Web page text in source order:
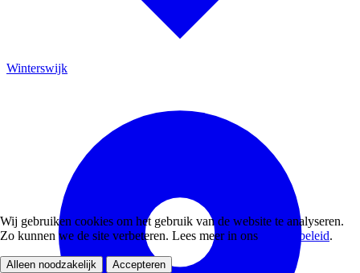
Winterswijk
Wij gebruiken cookies om het gebruik van de website te analyseren.
Zo kunnen we de site verbeteren. Lees meer in ons
privacybeleid.
Alleen noodzakelijk Accepteren